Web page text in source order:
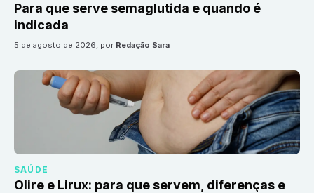
Para que serve semaglutida e quando é
indicada
5 de agosto de 2026, por Redação Sara
SAÚDE
Olire e Lirux: para que servem, diferenças e